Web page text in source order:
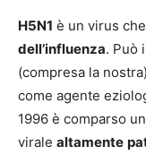
H5N1 è un virus
dell’influenza. Può
(compresa la
come agente
1996 è comparso
virale altamente